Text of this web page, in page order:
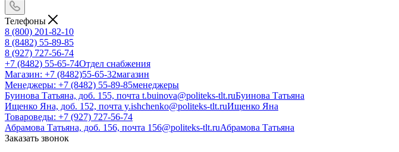
Телефоны
8 (800) 201-82-10
8 (8482) 55-89-85
8 (927) 727-56-74
+7 (8482) 55-65-74Отдел снабжения
Магазин: +7 (8482)55-65-32магазин
Менеджеры: +7 (8482) 55-89-85менеджеры
Буинова Татьяна, доб. 155, почта t.buinova@politeks-tlt.ruБуинова Татьяна
Ищенко Яна, доб. 152, почта y.ishchenko@politeks-tlt.ruИщенко Яна
Товароведы: +7 (927) 727-56-74
Абрамова Татьяна, доб. 156, почта 156@politeks-tlt.ruАбрамова Татьяна
Заказать звонок